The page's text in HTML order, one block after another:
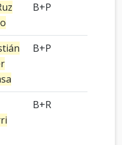
B+P
B+P
B+R